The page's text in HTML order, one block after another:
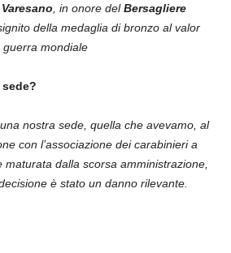
, in onore delBersagliere
della medaglia di bronzo al valor
mondiale
nostra sede, quella che avevamo, al
con l’associazione dei carabinieri a
dalla scorsa amministrazione,
è stato un danno rilevante.